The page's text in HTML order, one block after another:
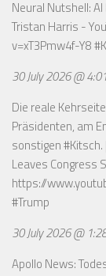
Neural Nutshell:
Tristan Harris -
v=xT3Pmw4f-Y8
30 July 2026 @
Die reale
Präsidenten, am
sonstigen
Leaves Congress
https://
#Trump
30 July 2026 @
Apollo News: